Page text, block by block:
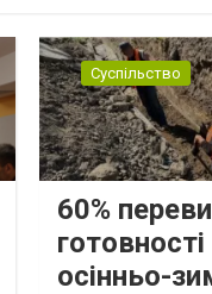
Суспільство
60%
осінньо-